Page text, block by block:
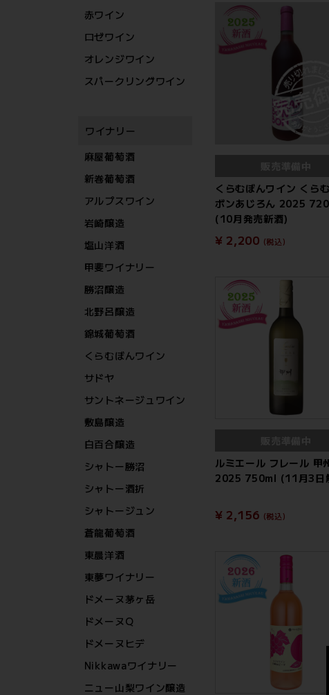
赤ワイン
ロゼワイン
オレンジワイン
スパークリングワイン
ワイナリー
麻屋葡萄酒
新巻葡萄酒
アルプスワイン
岩崎醸造
塩山洋酒
甲斐ワイナリー
勝沼醸造
北野呂醸造
錦城葡萄酒
くらむぼんワイン
サドヤ
サントネージュワイン
敷島醸造
白百合醸造
シャトー勝沼
シャトー酒折
シャトージュン
蒼龍葡萄酒
東晨洋酒
東夢ワイナリー
ドメーヌ茅ヶ岳
ドメーヌQ
ドメーヌヒデ
Nikkawaワイナリー
ニュー山梨ワイン醸造
くらむぼんワイン くら
ボンあじろん 2025
(10月発売新酒)
¥ 2,200 (税込)
ルミエール フレール 甲
2025 750ml (11月3日
¥ 2,156 (税込)